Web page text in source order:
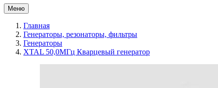
Меню
Главная
Генераторы, резонаторы, фильтры
Генераторы
XTAL 50,0МГц Кварцевый генератор